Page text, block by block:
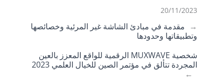
20/11/2023
← مقدمة في مبادئ الشاشة غير المرئية وخصائصها
وتطبيقاتها وحدودها
شخصية MUXWAVE الرقمية للواقع المعزز بالعين
المجردة تتألق في مؤتمر الصين للخيال العلمي 2023
→